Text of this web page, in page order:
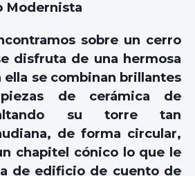
Modernista
sobre un cerro
disfruta de una hermosa
ella se combinan brillantes
de cerámica de
su torre tan
de forma circular,
chapitel cónico lo que le
de edificio de cuento de